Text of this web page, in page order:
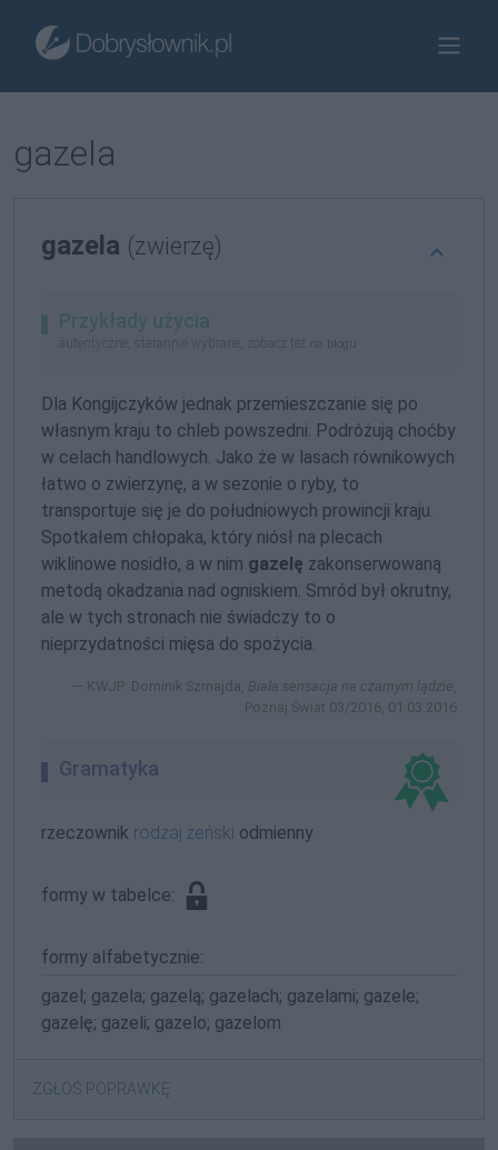
gazela
gazela (zwierzę)
Przykłady użycia
autentyczne, starannie wybrane, zobacz też na blogu
Dla Kongijczyków jednak przemieszczanie się po
własnym kraju to chleb powszedni. Podróżują choćby
w celach handlowych. Jako że w lasach równikowych
łatwo o zwierzynę, a w sezonie o ryby, to
transportuje się je do południowych prowincji kraju.
Spotkałem chłopaka, który niósł na plecach
wiklinowe nosidło, a w nim gazelę zakonserwowaną
metodą okadzania nad ogniskiem. Smród był okrutny,
ale w tych stronach nie świadczy to o
nieprzydatności mięsa do spożycia.
KWJP: Dominik Szmajda, Biała sensacja na czarnym lądzie
Poznaj Świat 03/2016, 01.03.2016
Gramatyka
rzeczownik rodzaj żeński odmienny
formy w tabelce:
formy alfabetycznie:
gazel; gazela; gazelą; gazelach; gazelami; gazele;
gazelę; gazeli; gazelo; gazelom
ZGŁOŚ POPRAWKĘ